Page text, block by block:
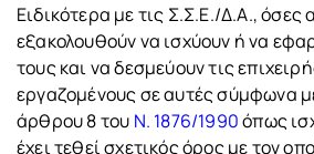
Ειδικότερα με τις Σ.Σ.Ε./Δ.Α., όσες
εξακολουθούν να ισχύουν ή να
τους και να δεσμεύουν τις
εργαζομένους σε αυτές σύμφωνα
άρθρου 8 του Ν. 1876/1990όπως
έχει τεθεί σχετικός όρος με τον